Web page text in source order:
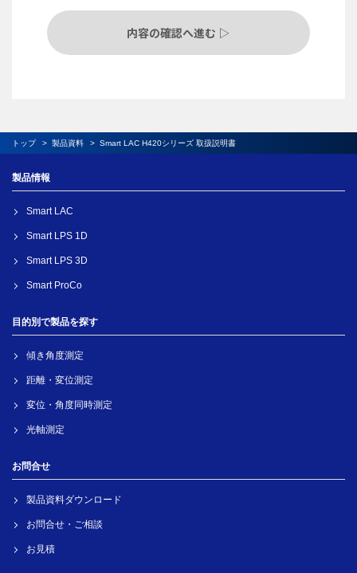
トップ 製品資料 Smart LAC H420シリーズ 取扱説明書
製品情報
Smart LAC
Smart LPS 1D
Smart LPS 3D
Smart ProCo
目的別で製品を探す
傾き角度測定
距離・変位測定
変位・角度同時測定
光軸測定
お問合せ
製品資料ダウンロード
お問合せ・ご相談
お見積